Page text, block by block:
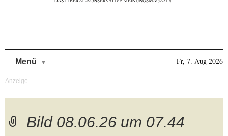
Menü Fr, 7. Aug 2026
Bild 08.06.26 um 07.44